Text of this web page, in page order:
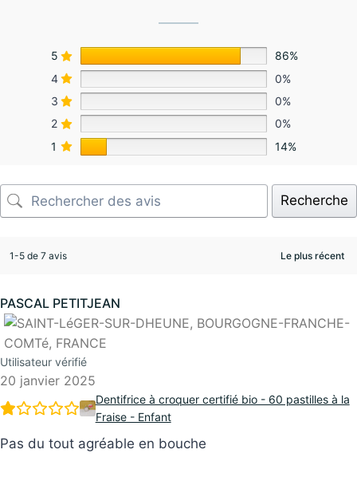
5
86%
4
0%
3
0%
2
0%
1
14%
Recherche
1-5 de 7 avis
PASCAL PETITJEAN
Utilisateur vérifié
20 janvier 2025
Dentifrice à croquer certifié bio - 60 pastilles à la
Fraise - Enfant
Pas du tout agréable en bouche